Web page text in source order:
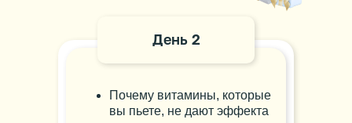
Почему витамины, которые
вы пьете, не дают эффекта
День 2